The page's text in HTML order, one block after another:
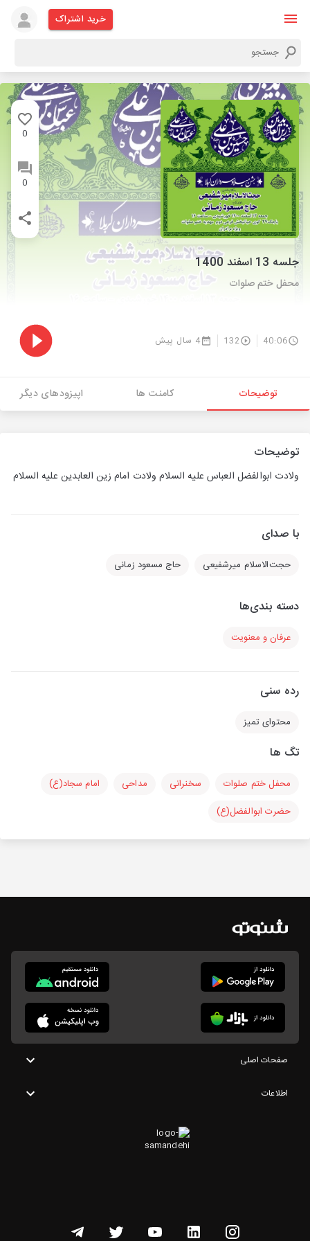
خرید اشتراک
0
0
جلسه 13 اسفند 1400
محفل ختم صلوات
40:06
132 4 سال پیش
توضیحات کامنت ها اپیزودهای دیگر
توضیحات
ولادت ابوالفضل العباس علیه السلام ولادت امام زین العابدین علیه السلام
با صدای
حجت‌الاسلام میرشفیعی حاج مسعود زمانی
دسته بندی‌ها
عرفان و معنویت
رده سنی
محتوای تمیز
تگ ها
محفل ختم صلوات سخنرانی مداحی
امام سجاد(ع)
حضرت ابوالفضل(ع)
صفحات اصلی
اطلاعات